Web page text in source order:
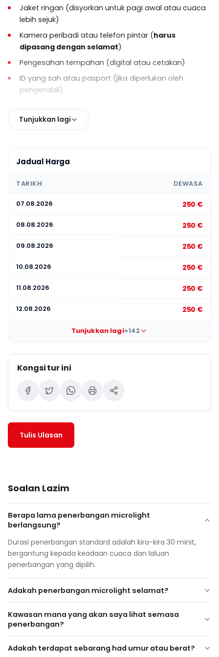
Satu taklimat keselamatan wajib
sebelum penerbangan, dan penyertaan adalah
diperlukan.
pengambilan mungkin berbezabergantung
kepada keadaan cuaca dan penjadualan
penerbangan.
Tetamu bertanggungjawab untuk
pada masanya
kawasan penerbangan.
berbeza mengikut penyedia dan akan
Jaket ringan (disyorkan untuk pagi awal atau cuaca
lebih sejuk)
Kamera peribadi atau telefon pintar (harus
dipasang dengan selamat)
Pengesahan tempahan (digital atau cetakan)
ID yang sah atau pasport (jika diperlukan oleh
pengendali)
Tunjukkan lagi
Jadual Harga
TARIKH DEWASA
07.08.2026 250 €
08.08.2026 250 €
09.08.2026 250 €
10.08.2026 250 €
11.08.2026 250 €
12.08.2026 250 €
Tunjukkan lagi+142
Kongsi tur ini
Tulis Ulasan
Soalan Lazim
Berapa lama penerbangan microlight
berlangsung?
Durasi penerbangan standard adalah kira-kira 30 minit,
bergantung kepada keadaan cuaca dan laluan
penerbangan yang dipilih.
Adakah penerbangan microlight selamat?
yang berlesen dan berpengalaman, menggunakan
pesawat yang diselenggara dengan baik yang mematuhi
keselamatan yang wajib diberikan sebelum berlepas.
Kawasan mana yang akan saya lihat semasa
penerbangan?
Adakah terdapat sebarang had umur atau berat?